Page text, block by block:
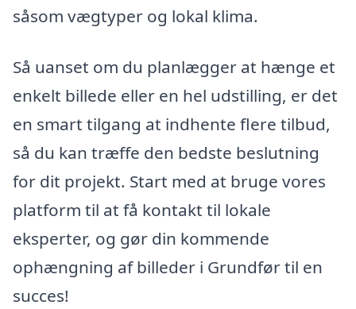
såsom vægtyper og lokal klima.
Så uanset om du planlægger at hænge et
enkelt billede eller en hel udstilling, er det
en smart tilgang at indhente flere tilbud,
så du kan træffe den bedste beslutning
for dit projekt. Start med at bruge vores
platform til at få kontakt til lokale
eksperter, og gør din kommende
ophængning af billeder i Grundfør til en
succes!